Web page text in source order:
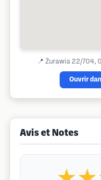
📍 Żurawia 22/704,
Ouvrir
Avis et Notes